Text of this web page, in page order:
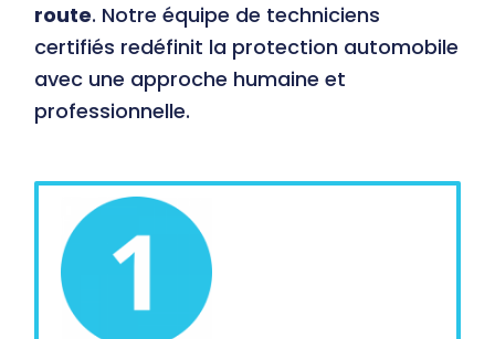
route. Notre équipe de techniciens
certifiés redéfinit la protection automobile
avec une approche humaine et
professionnelle.